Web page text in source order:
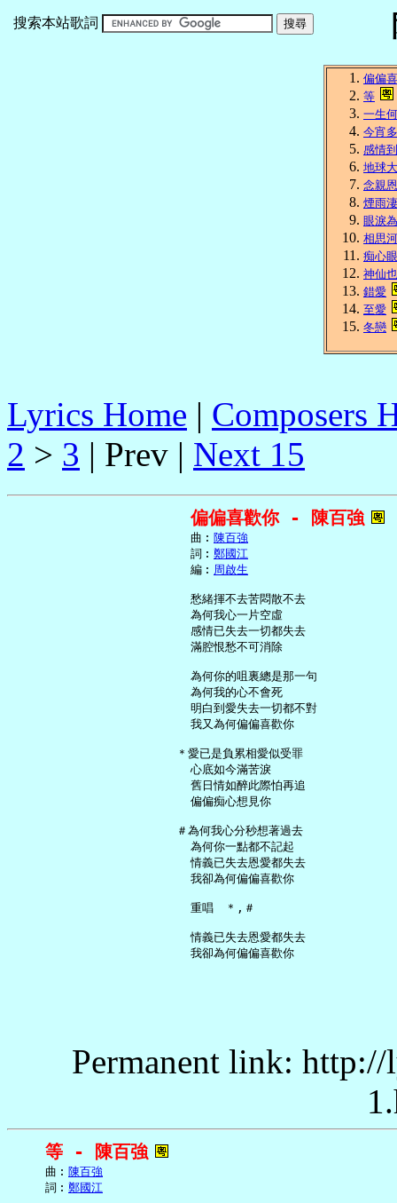
搜索本站歌詞
偏偏
等
一生
今宵
感情
地球
念親恩
煙雨
眼淚
相思
痴心
神仙
錯愛
至愛
冬戀
Lyrics Home | Composers
2 > 3 | Prev | Next 15
偏偏喜歡你 - 陳百強
     曲︰
陳百強
     詞︰
鄭國江
     編︰
周啟生
     愁緒揮不去苦悶散不去
     為何我心一片空虛
     感情已失去一切都失去
     滿腔恨愁不可消除
     為何你的咀裏總是那一句
     為何我的心不會死
     明白到愛失去一切都不對
     我又為何偏偏喜歡你
   ＊愛已是負累相愛似受罪
     心底如今滿苦淚
     舊日情如醉此際怕再追
     偏偏痴心想見你
   ＃為何我心分秒想著過去
     為何你一點都不記起
     情義已失去恩愛都失去
     我卻為何偏偏喜歡你
     重唱　＊,＃
     情義已失去恩愛都失去
Permanent link:
等 - 陳百強
     曲︰
陳百強
     詞︰
鄭國江